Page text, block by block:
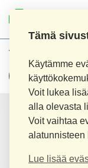
Tämä
Käytämme
Voit lukea
alla olevasta
Voit vaihtaa
alatunnisteen
Lue lisää
Tuotehaku: